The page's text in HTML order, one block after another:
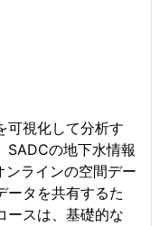
可視化して分析す
SADCの地下水情報
ンラインの空間デー
ータを共有するた
ースは、基礎的な